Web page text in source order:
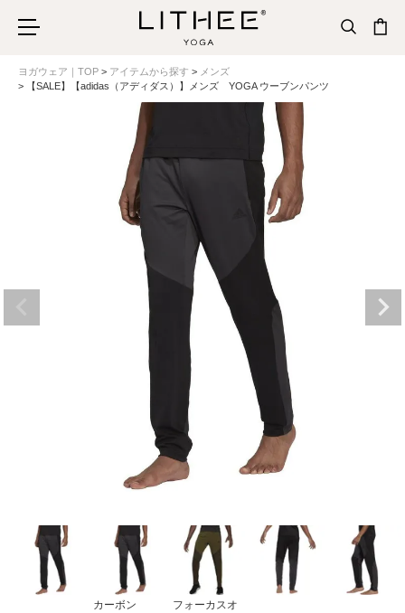
ヨガウェア｜TOP アイテムから探す
メンズ
【SALE】【adidas（アディダス）】メンズ YOGA ウーブンパンツ
カーボン
フォーカスオ